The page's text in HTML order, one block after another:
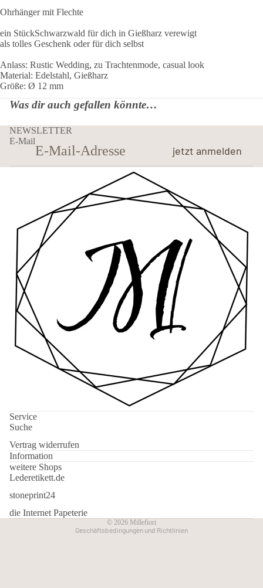
Ohrhänger mit Flechte
ein StückSchwarzwald für dich in Gießharz verewigt
als tolles Geschenk oder für dich selbst
Anlass: Rustic Wedding, zu Trachtenmode, casual look
Material: Edelstahl, Gießharz
Größe: Ø 12 mm
Was dir auch gefallen könnte…
NEWSLETTER
E-Mail
jetzt anmelden
Service
Suche
Vertrag widerrufen
Information
weitere Shops
Lederetikett.de
stoneprint24
die Internet Papeterie
© 2026 Millefiori
Geschäftsbedingungen und Richtlinien
Datenschutzerklärung
Widerrufsrecht
AGB
Versand
Kontaktinformationen
Impressum